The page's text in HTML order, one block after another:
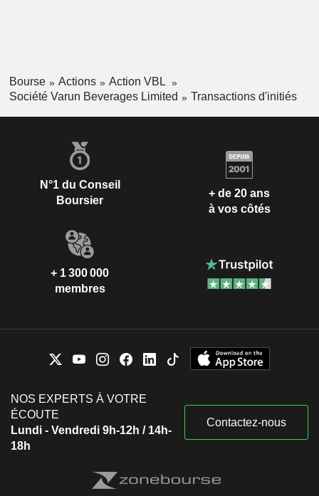
Bourse Actions
Action VBL
Société Varun Beverages Limited
Transactions d'initiés
N°1 du Conseil
Boursier
+ de 20 ans
à vos côtés
+ 1 300 000
membres
NOS EXPERTS À VOTRE
ÉCOUTE
Lundi - Vendredi 9h-12h / 14h-
18h
Contactez-nous